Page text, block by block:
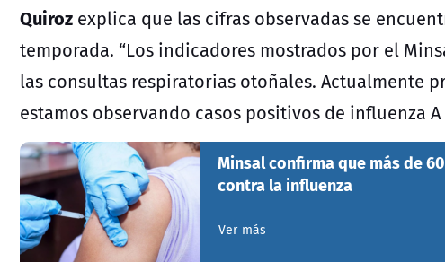
Quiroz explica que las cifras observadas se
temporada. “Los indicadores mostrados por el
las consultas respiratorias otoñales. Actualmente
estamos observando casos positivos de influenza A
Minsal confirma que más de
contra la influenza
Ver más